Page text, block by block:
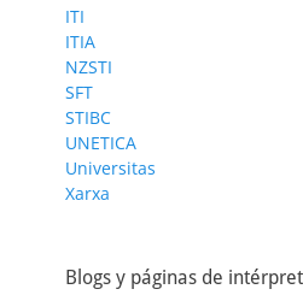
ITI
ITIA
NZSTI
SFT
STIBC
UNETICA
Universitas
Xarxa
Blogs y páginas de